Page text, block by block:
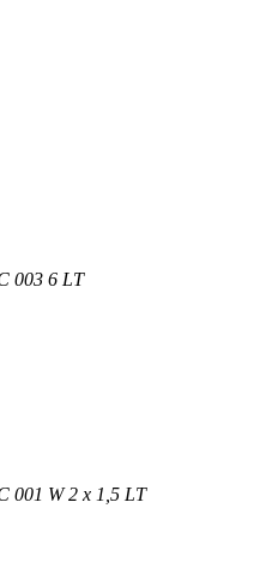
003 6 LT
001 W 2 x 1,5 LT